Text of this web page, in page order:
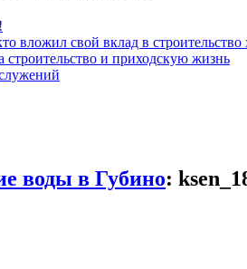
вложил свой вклад в строительство
строительство и приходскую жизнь
воды в Губино: